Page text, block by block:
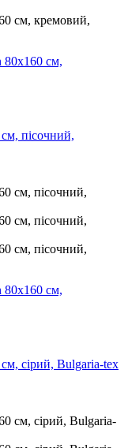
пісочний,
сірий, Bulgaria-tex